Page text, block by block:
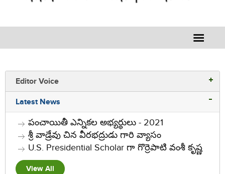
Editor Voice
Rajesh Vemuri
Editor Voice
Latest News
పంచాయితీ ఎన్నికల అభ్యర్ధులు - 2021
శ్రీ వాడ్రేవు చిన వీరభద్రుడు గారి వ్యాసం
U.S. Presidential Scholar గా గొర్రెపాటి వంశీ కృష్ణ
View All